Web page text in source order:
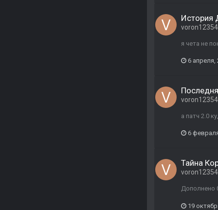
История
я чета не
6 апреля,
а патч 2.0
6
Тайна
Дополнено
19